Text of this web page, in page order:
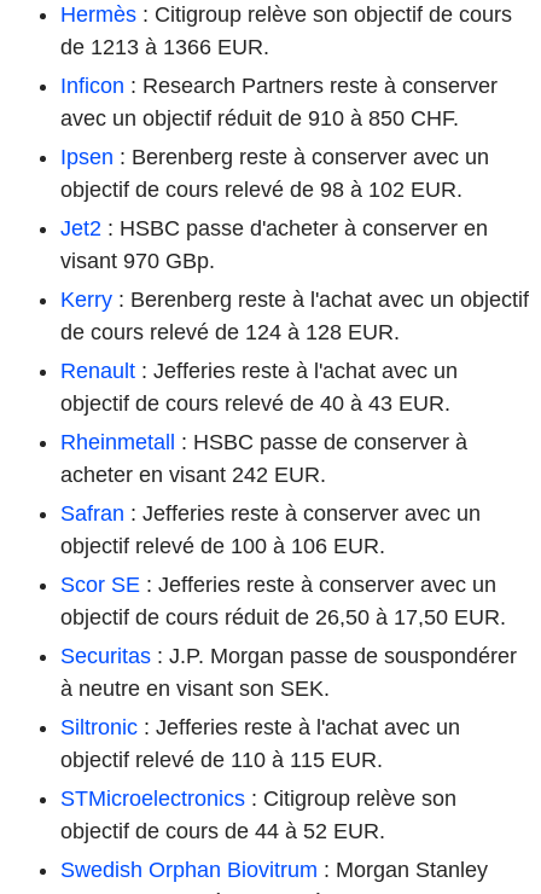
Hermès : Citigroup relève son objectif de cours
de 1213 à 1366 EUR.
Inficon : Research Partners reste à conserver
avec un objectif réduit de 910 à 850 CHF.
Ipsen : Berenberg reste à conserver avec un
objectif de cours relevé de 98 à 102 EUR.
Jet2 : HSBC passe d'acheter à conserver en
visant 970 GBp.
Kerry : Berenberg reste à l'achat avec un objectif
de cours relevé de 124 à 128 EUR.
Renault : Jefferies reste à l'achat avec un
objectif de cours relevé de 40 à 43 EUR.
Rheinmetall : HSBC passe de conserver à
acheter en visant 242 EUR.
Safran : Jefferies reste à conserver avec un
objectif relevé de 100 à 106 EUR.
Scor SE : Jefferies reste à conserver avec un
objectif de cours réduit de 26,50 à 17,50 EUR.
Securitas : J.P. Morgan passe de souspondérer
à neutre en visant son SEK.
Siltronic : Jefferies reste à l'achat avec un
objectif relevé de 110 à 115 EUR.
STMicroelectronics : Citigroup relève son
objectif de cours de 44 à 52 EUR.
Swedish Orphan Biovitrum : Morgan Stanley